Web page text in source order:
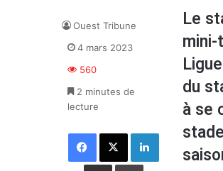
Le
du
à se
Ouest Tribune
4 mars 2023
560
2 minutes de
lecture
Facebook X Linkedin
Partager par email Imprimer